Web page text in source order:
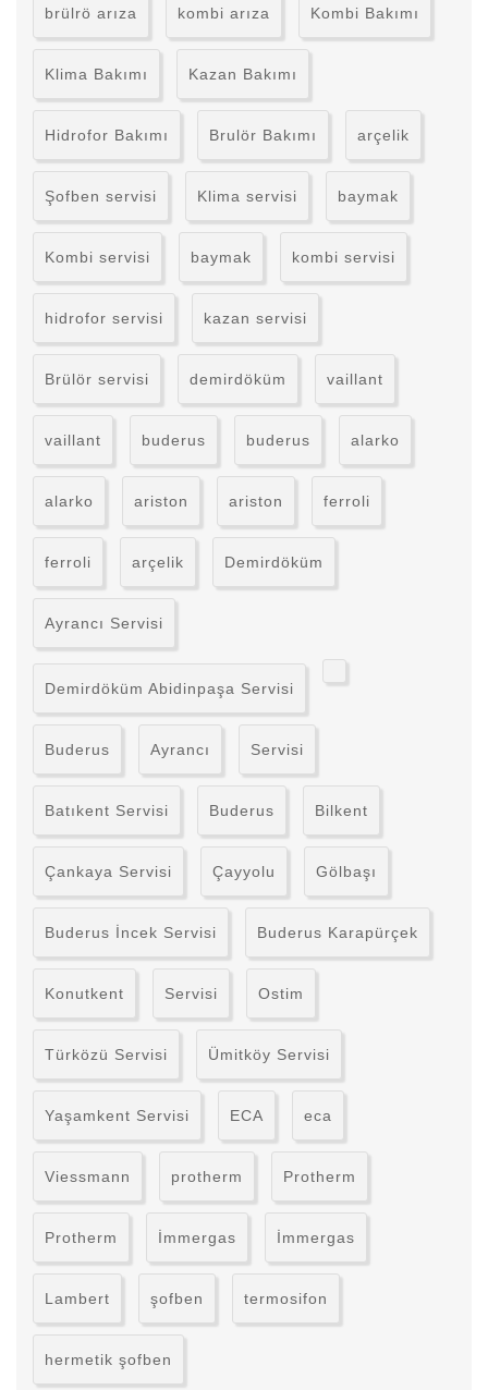
brülrö arıza kombi arıza Kombi Bakımı
Klima Bakımı Kazan Bakımı
Hidrofor Bakımı Brulör Bakımı arçelik
Şofben servisi Klima servisi baymak
Kombi servisi baymak kombi servisi
hidrofor servisi kazan servisi
Brülör servisi demirdöküm vaillant
vaillant buderus buderus alarko
alarko ariston ariston ferroli
ferroli arçelik Demirdöküm
Ayrancı Servisi
Demirdöküm Abidinpaşa Servisi
Buderus Ayrancı Servisi
Batıkent Servisi Buderus Bilkent
Çankaya Servisi Çayyolu Gölbaşı
Buderus İncek Servisi Buderus Karapürçek
Konutkent Servisi Ostim
Türközü Servisi Ümitköy Servisi
Yaşamkent Servisi ECA eca
Viessmann protherm Protherm
Protherm İmmergas İmmergas
Lambert şofben termosifon
hermetik şofben